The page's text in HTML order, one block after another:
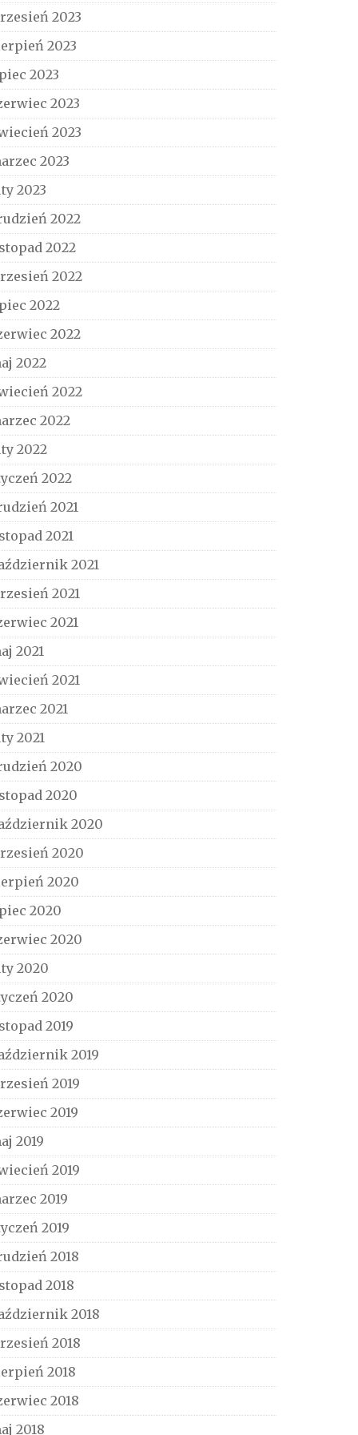
2023
2023
2023
2023
2023
2023
2023
2022
2022
2022
2022
2022
2022
2022
2022
2022
2022
2021
2021
2021
2021
2021
2021
2021
2021
2021
2020
2020
2020
2020
2020
2020
2020
2020
2020
2019
2019
2019
2019
2019
2019
2019
2019
2018
2018
2018
2018
2018
2018
2018